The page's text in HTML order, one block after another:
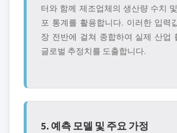
터와 함께 제조업체의 생산량 수치
포 통계를 활용합니다. 이러한 입력
장 전반에 걸쳐 종합하여 실제 산업
글로벌 추정치를 도출합니다.
5. 예측 모델 및 주요 가정